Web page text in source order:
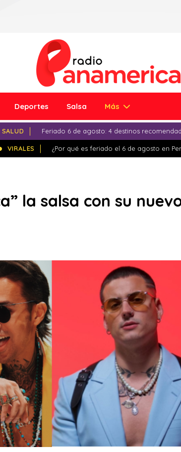
Deportes Salsa Más
Feriado 6 de agosto: 4 destinos
VIRALES ¿Por qué es feriado el 6 de agosto en
la salsa con su